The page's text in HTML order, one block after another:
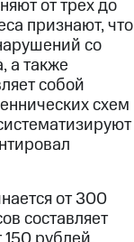
от трех до
признают, что
со
а также
собой
схем
от 300
составляет